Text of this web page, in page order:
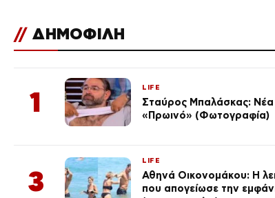
// ΔΗΜΟΦΙΛΗ
1 LIFE
Σταύρος Μπαλάσκας: Νέα
«Πρωινό» (Φωτογραφία)
3
LIFE
Αθηνά Οικονομάκου: Η
που απογείωσε την